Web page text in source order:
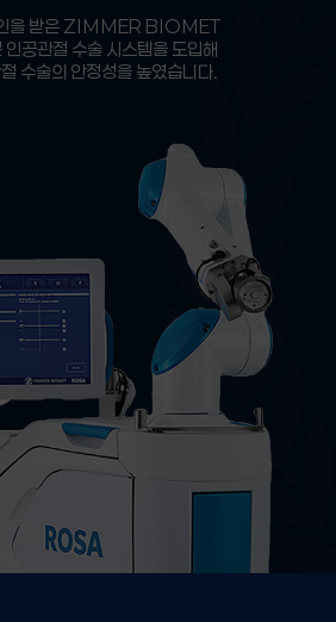
을 받은 ZIMMER BIOMET
인공관절 수술 시스템을 도입해
수술의 안정성을 높였습니다.